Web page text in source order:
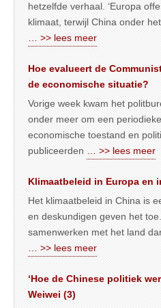
hetzelfde verhaal. ‘Europa
klimaat, terwijl China onder
… >> lees meer
Hoe evalueert de
de economische situatie?
Vorige week kwam het
onder meer om een
economische toestand en
publiceerden
… >> lees meer
Klimaatbeleid in Europa en
Het klimaatbeleid in China is
en deskundigen geven het
samenwerken met het land
… >> lees meer
‘Hoe de Chinese politiek
Weiwei (3)